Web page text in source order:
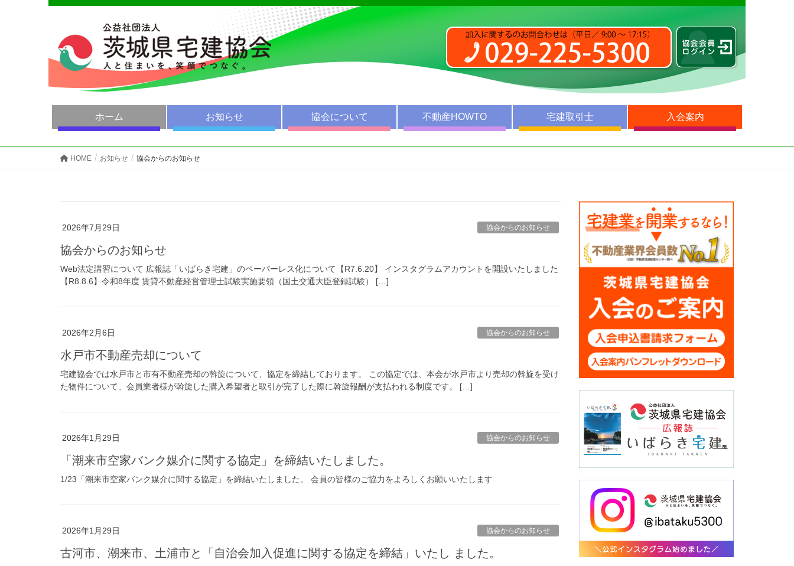
ホーム お知らせ 協会について 不動産HOWTO 宅建取引士 入会案内
HOME お知らせ 協会からのお知らせ
2026年7月29日 協会からのお知らせ
協会からのお知らせ
Web法定講習について 広報誌「いばらき宅建」のペーパーレス化について【R7.6.20】 インスタグラムアカウントを開設いたしました
【R8.8.6】令和8年度 賃貸不動産経営管理士試験実施要領（国土交通大臣登録試験） […]
2026年2月6日 協会からのお知らせ
水戸市不動産売却について
宅建協会では水戸市と市有不動産売却の斡旋について、協定を締結しております。 この協定では、本会が水戸市より売却の斡旋を受け
た物件について、会員業者様が斡旋した購入希望者と取引が完了した際に斡旋報酬が支払われる制度です。 […]
2026年1月29日 協会からのお知らせ
「潮来市空家バンク媒介に関する協定」を締結いたしました。
1/23「潮来市空家バンク媒介に関する協定」を締結いたしました。 会員の皆様のご協力をよろしくお願いいたします
2026年1月29日 協会からのお知らせ
古河市、潮来市、土浦市と「自治会加入促進に関する協定を締結」いたし ました。